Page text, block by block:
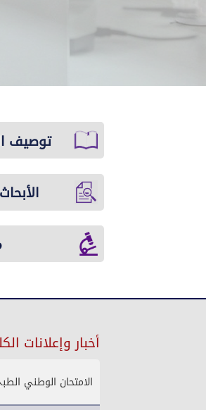
توصيف
أخبار وإعلانات
الامتحان الوطني